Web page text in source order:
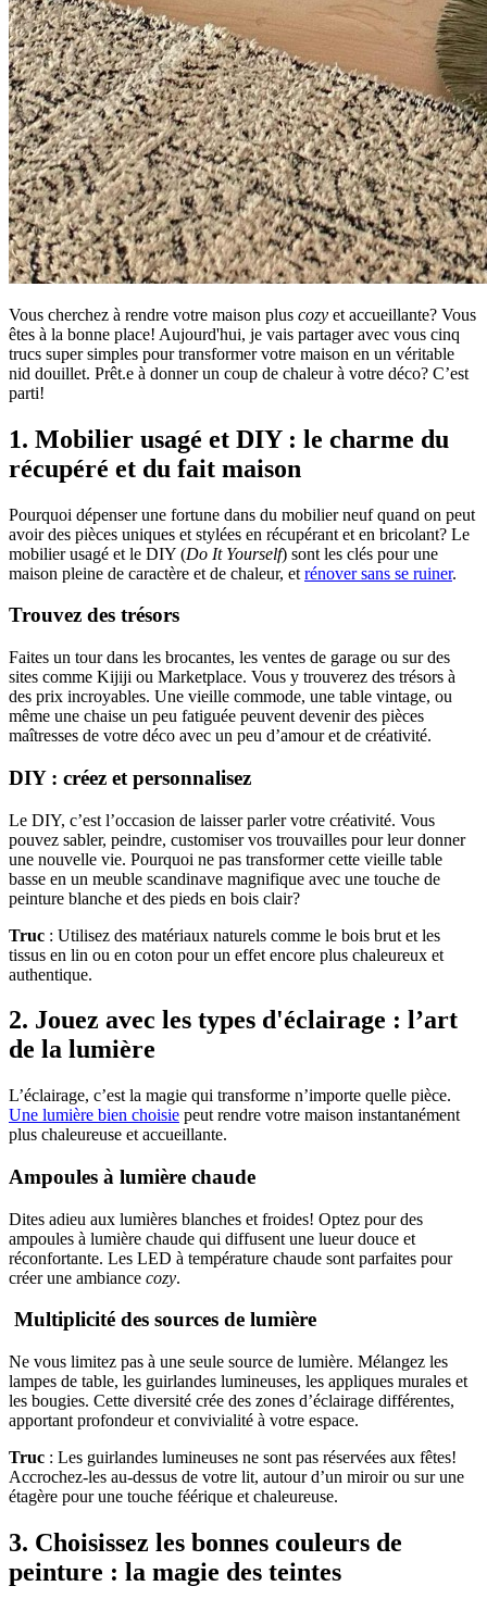
Vous cherchez à rendre votre maison plus cozy et accueillante? Vous
êtes à la bonne place! Aujourd'hui, je vais partager avec vous cinq
trucs super simples pour transformer votre maison en un véritable
nid douillet. Prêt.e à donner un coup de chaleur à votre déco? C’est
parti!
1. Mobilier usagé et DIY : le charme du
récupéré et du fait maison
Pourquoi dépenser une fortune dans du mobilier neuf quand on peut
avoir des pièces uniques et stylées en récupérant et en bricolant? Le
mobilier usagé et le DIY (Do It Yourself) sont les clés pour une
maison pleine de caractère et de chaleur, et rénover sans se ruiner.
Trouvez des trésors
Faites un tour dans les brocantes, les ventes de garage ou sur des
sites comme Kijiji ou Marketplace. Vous y trouverez des trésors à
des prix incroyables. Une vieille commode, une table vintage, ou
même une chaise un peu fatiguée peuvent devenir des pièces
maîtresses de votre déco avec un peu d’amour et de créativité.
DIY : créez et personnalisez
Le DIY, c’est l’occasion de laisser parler votre créativité. Vous
pouvez sabler, peindre, customiser vos trouvailles pour leur donner
une nouvelle vie. Pourquoi ne pas transformer cette vieille table
basse en un meuble scandinave magnifique avec une touche de
peinture blanche et des pieds en bois clair?
Truc : Utilisez des matériaux naturels comme le bois brut et les
tissus en lin ou en coton pour un effet encore plus chaleureux et
authentique.
2. Jouez avec les types d'éclairage : l’art
de la lumière
L’éclairage, c’est la magie qui transforme n’importe quelle pièce.
Une lumière bien choisie peut rendre votre maison instantanément
plus chaleureuse et accueillante.
Ampoules à lumière chaude
Dites adieu aux lumières blanches et froides! Optez pour des
ampoules à lumière chaude qui diffusent une lueur douce et
réconfortante. Les LED à température chaude sont parfaites pour
créer une ambiance cozy.
Multiplicité des sources de lumière
Ne vous limitez pas à une seule source de lumière. Mélangez les
lampes de table, les guirlandes lumineuses, les appliques murales et
les bougies. Cette diversité crée des zones d’éclairage différentes,
apportant profondeur et convivialité à votre espace.
Truc : Les guirlandes lumineuses ne sont pas réservées aux fêtes!
Accrochez-les au-dessus de votre lit, autour d’un miroir ou sur une
étagère pour une touche féérique et chaleureuse.
3. Choisissez les bonnes couleurs de
peinture : la magie des teintes